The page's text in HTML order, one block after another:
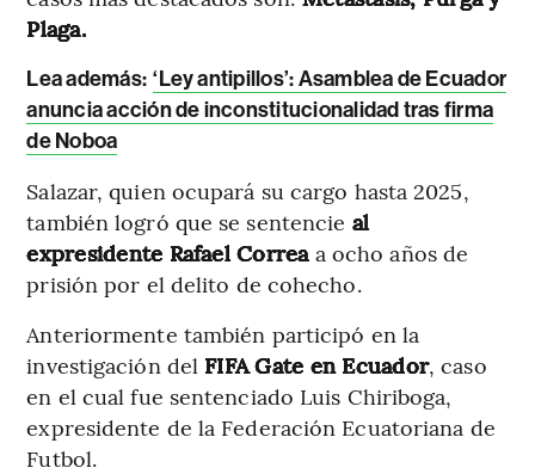
Plaga.
Lea además: ‘Ley antipillos’: Asamblea de Ecuador
anuncia acción de inconstitucionalidad tras firma
de Noboa
Salazar, quien ocupará su cargo hasta 2025,
también logró que se sentencie al
expresidente Rafael Correaa ocho años de
prisión por el delito de cohecho.
Anteriormente también participó en la
investigación del FIFA Gate en Ecuador, caso
en el cual fue sentenciado Luis Chiriboga,
expresidente de la Federación Ecuatoriana de
Futbol.